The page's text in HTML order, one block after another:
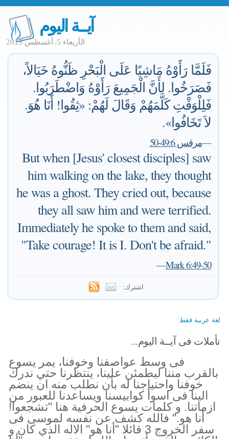
آيــة اليوم
الأربعاء 5. أغسطس 2015
فَلَمَّا رَأَوْهُ مَاشِيًا عَلَى الْبَحْرِ ظَنُّوهُ خَيَالاً،
فَصَرَخُوا. لأَنَّ الْجَمِيعَ رَأَوْهُ وَاضْطَرَبُوا.
فَلِلْوَقْتِ كَلَّمَهُمْ وَقَالَ لَهُمْ: «ثِقُوا! أَنَا هُوَ.
لاَ تَخَافُوا».
—مرقس 49:6-50
But when [Jesus' closest disciples] saw
him walking on the lake, they thought
he was a ghost. They cried out, because
they all saw him and were terrified.
Immediately he spoke to them and said,
"Take courage! It is I. Don't be afraid."
—Mark 6:49-50
اشترك:
لغة عربية فقط
تأملات فى آيــة اليوم...
فى وسط عواصفنا وخوفنا، يمر يسوع
بالقرب مننا ليطمئن علينا، ينتظرنا حتي ندرك
خوفنا واحتياجنا له بأن نطلب منه ان ينضم
الينا فى اسوأ كوابيسنا ويساعدنا للعبور من
ازماتنا. و كلمات يسوع الحرفية هنا "تشجعوا!
أنا هو." فالله كشف عن نفسه لموسى فى
سفر الخروج 3 قائلا "أنا هو" الاله الذي كان و